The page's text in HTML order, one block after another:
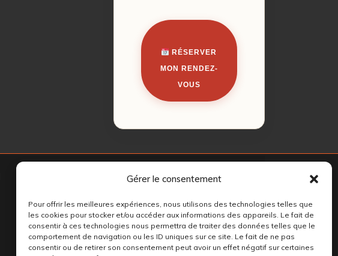
Gérer le consentement
Pour offrir les meilleures expériences, nous utilisons des technologies telles que
les cookies pour stocker et/ou accéder aux informations des appareils. Le fait de
consentir à ces technologies nous permettra de traiter des données telles que le
comportement de navigation ou les ID uniques sur ce site. Le fait de ne pas
consentir ou de retirer son consentement peut avoir un effet négatif sur certaines
RÉSERVER
MON RENDEZ-
VOUS